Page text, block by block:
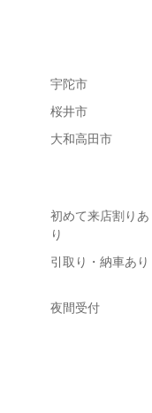
宇陀市
桜井市
大和高田市
初めて来店割りあ
り
引取り・納車あり
夜間受付